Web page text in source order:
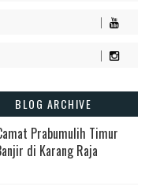
BLOG ARCHIVE
Prabumulih Timur
di Karang Raja